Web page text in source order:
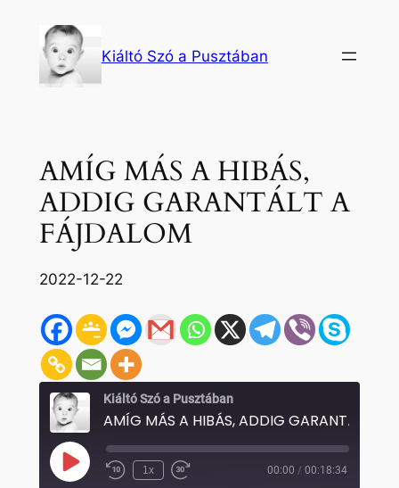
tartalomhoz
Kiáltó Szó a Pusztában
AMÍG MÁS A HIBÁS,
ADDIG GARANTÁLT A
FÁJDALOM
2022-12-22
Kiáltó Szó a Pusztában
Play
Episode Rewind
1x
Fast
00:00 / 00:18:34